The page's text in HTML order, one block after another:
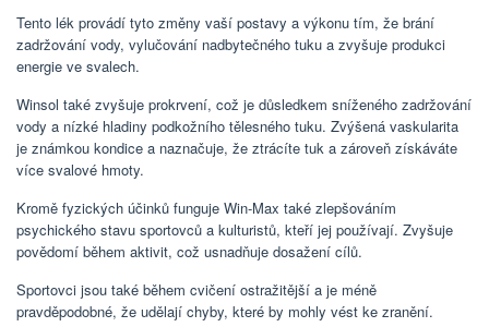
Tento lék provádí tyto změny vaší postavy a výkonu tím, že brání
zadržování vody, vylučování nadbytečného tuku a zvyšuje produkci
energie ve svalech.
Winsol také zvyšuje prokrvení, což je důsledkem sníženého zadržování
vody a nízké hladiny podkožního tělesného tuku. Zvýšená vaskularita
je známkou kondice a naznačuje, že ztrácíte tuk a zároveň získáváte
více svalové hmoty.
Kromě fyzických účinků funguje Win-Max také zlepšováním
psychického stavu sportovců a kulturistů, kteří jej používají. Zvyšuje
povědomí během aktivit, což usnadňuje dosažení cílů.
Sportovci jsou také během cvičení ostražitější a je méně
pravděpodobné, že udělají chyby, které by mohly vést ke zranění.